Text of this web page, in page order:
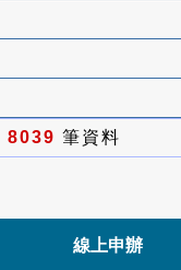
8039 筆資料
線上申辦